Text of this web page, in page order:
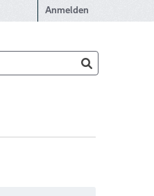
Anmelden